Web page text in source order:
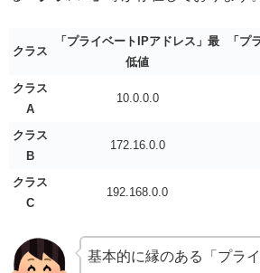
クラス
「プライベートIPアドレス」最
低値
「プ
クラス
A
10.0.0.0
クラス
B
172.16.0.0
クラス
C
192.168.0.0
基本的に縁のある「プラ